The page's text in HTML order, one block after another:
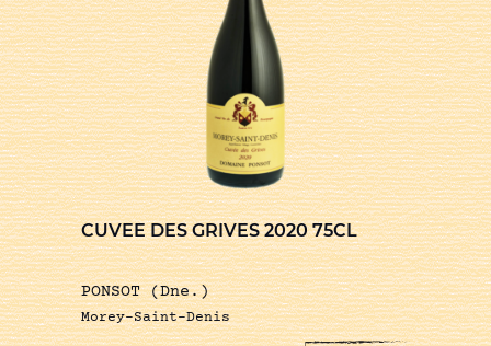
CUVEE DES GRIVES 2020 75CL
PONSOT (Dne.)
Morey-Saint-Denis